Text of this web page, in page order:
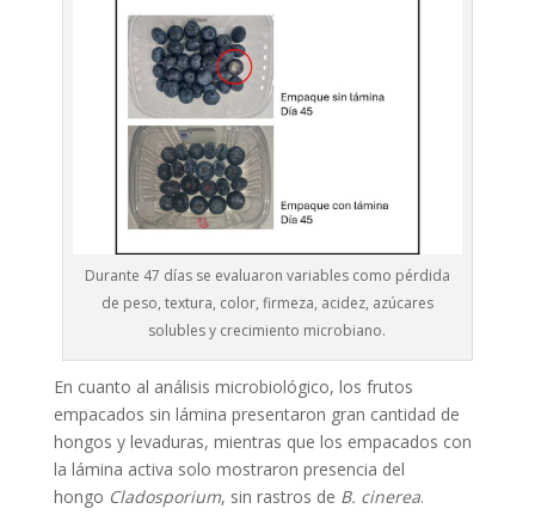
Durante 47 días se evaluaron variables como pérdida
de peso, textura, color, firmeza, acidez, azúcares
solubles y crecimiento microbiano.
En cuanto al análisis microbiológico, los frutos
empacados sin lámina presentaron gran cantidad de
hongos y levaduras, mientras que los empacados con
la lámina activa solo mostraron presencia del
hongo Cladosporium, sin rastros de B. cinerea.